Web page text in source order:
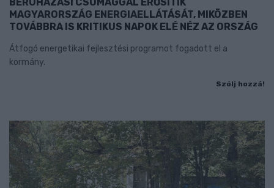
MAGYARORSZÁG ENERGIAELLÁTÁSÁT, MIKÖZBEN
TOVÁBBRA IS KRITIKUS NAPOK ELÉ NÉZ AZ ORSZÁG
Átfogó energetikai fejlesztési programot fogadott el a
kormány.
Szólj hozzá!